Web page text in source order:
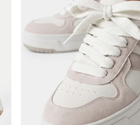
pé do dedão até o calcanhar e
ajustar, a primeira troca